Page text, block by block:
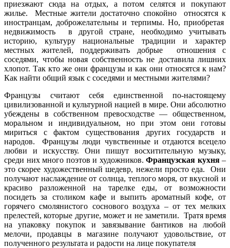
приезжают сюда на отдых, а потом селятся и покупают
жилье. Местные жители достаточно спокойно относятся к
иностранцам, доброжелательны и терпимы. Но, приобретая
недвижимость в другой стране, необходимо учитывать
историю, культуру национальные традиции и характер
местных жителей, поддерживать добрые отношения с
соседями, чтобы новая собственность не доставила лишних
хлопот. Так кто же они французы и как они относятся к нам?
Как найти общий язык с соседями и местными жителями?
Французы считают себя единственной по-настоящему
цивилизованной и культурной нацией в мире. Они абсолютно
убеждены в собственном превосходстве — общественном,
моральном и индивидуальном, но при этом они готовы
мириться с фактом существования других государств и
народов. Французы люди чувственные и отдаются всецело
любви и искусству. Они пишут восхитительную музыку,
среди них много поэтов и художников. Французская кухня–
это скорее художественный шедевр, нежели просто еда. Они
получают наслаждение от солнца, теплого моря, от вкусной и
красиво разложенной на тарелке еды, от возможности
посидеть за столиком кафе и выпить ароматный кофе, от
горячего смолянистого соснового воздуха – от тех мелких
прелестей, которые другие, может и не заметили. Тратя время
на упаковку покупок и завязывание бантиков на любой
мелочи, продавцы в магазине получают удовольствие, от
полученного результата и радости на лице покупателя